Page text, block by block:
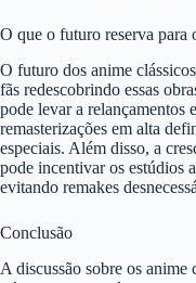
O que o futuro reserva para
O futuro dos anime
fãs redescobrindo essas
pode levar a relançamentos
remasterizações em alta
especiais. Além disso, a
pode incentivar os estúdios
evitando remakes
Conclusão
A discussão sobre os anime